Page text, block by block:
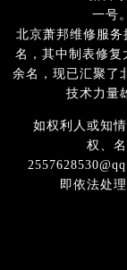
一号
北京萧邦维修服
名，其中制表修复
余名，现已汇聚了
技术力量
如权利人或知
权、
即依法处